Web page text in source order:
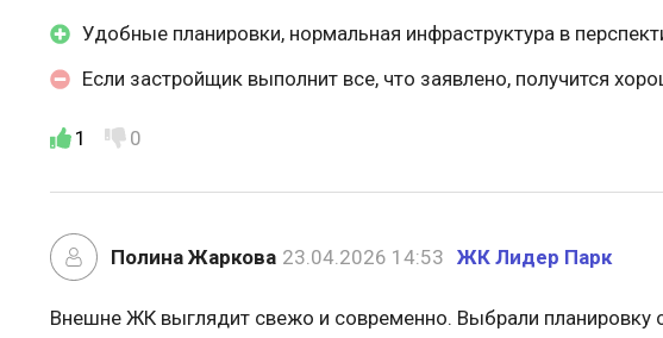
Удобные планировки, нормальная инфраструктура в
Если застройщик выполнит все, что заявлено, получится
1 0
Полина Жаркова 23.04.2026 14:53 ЖК Лидер Парк
Внешне ЖК выглядит свежо и современно. Выбрали планировку